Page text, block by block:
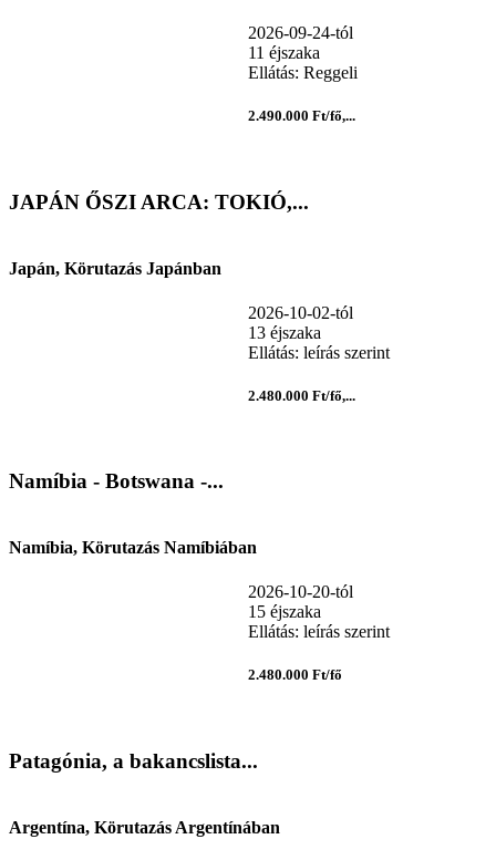
2026-09-24-tól
11 éjszaka
Ellátás: Reggeli
2.490.000 Ft/fő,...
JAPÁN ŐSZI ARCA: TOKIÓ,...
Japán, Körutazás Japánban
2026-10-02-tól
13 éjszaka
Ellátás: leírás szerint
2.480.000 Ft/fő,...
Namíbia - Botswana -...
Namíbia, Körutazás Namíbiában
2026-10-20-tól
15 éjszaka
Ellátás: leírás szerint
2.480.000 Ft/fő
Patagónia, a bakancslista...
Argentína, Körutazás Argentínában